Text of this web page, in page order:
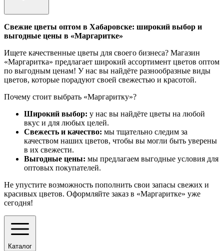
Свежие цветы оптом в Хабаровске: широкий выбор и
выгодные цены в «Маргаритке»
Ищете качественные цветы для своего бизнеса? Магазин
«Маргаритка» предлагает широкий ассортимент цветов оптом
по выгодным ценам! У нас вы найдёте разнообразные виды
цветов, которые порадуют своей свежестью и красотой.
Почему стоит выбрать «Маргаритку»?
Широкий выбор: у нас вы найдёте цветы на любой
вкус и для любых целей.
Свежесть и качество: мы тщательно следим за
качеством наших цветов, чтобы вы могли быть уверены
в их свежести.
Выгодные цены: мы предлагаем выгодные условия для
оптовых покупателей.
Не упустите возможность пополнить свои запасы свежих и
красивых цветов. Оформляйте заказ в «Маргаритке» уже
сегодня!
Каталог